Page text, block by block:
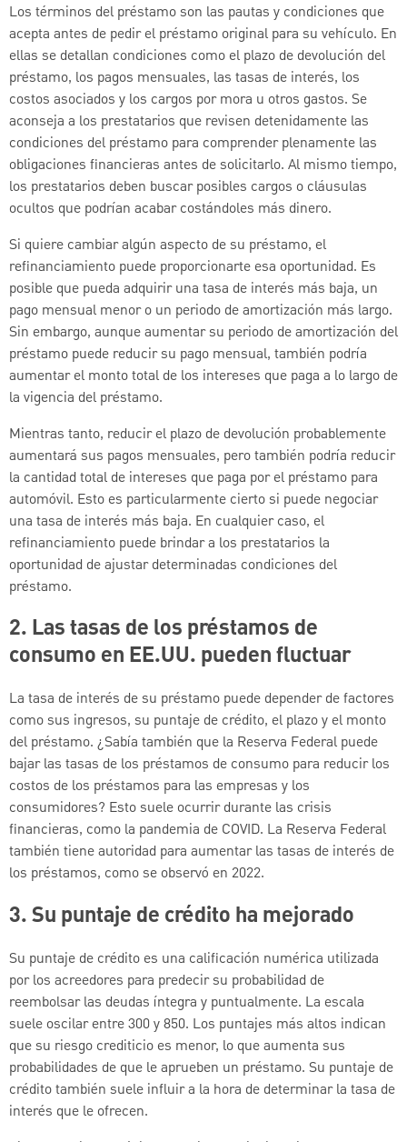
Los términos del préstamo son las pautas y condiciones que
acepta antes de pedir el préstamo original para su vehículo. En
ellas se detallan condiciones como el plazo de devolución del
préstamo, los pagos mensuales, las tasas de interés, los
costos asociados y los cargos por mora u otros gastos. Se
aconseja a los prestatarios que revisen detenidamente las
condiciones del préstamo para comprender plenamente las
obligaciones financieras antes de solicitarlo. Al mismo tiempo,
los prestatarios deben buscar posibles cargos o cláusulas
ocultos que podrían acabar costándoles más dinero.
Si quiere cambiar algún aspecto de su préstamo, el
refinanciamiento puede proporcionarte esa oportunidad. Es
posible que pueda adquirir una tasa de interés más baja, un
pago mensual menor o un periodo de amortización más largo.
Sin embargo, aunque aumentar su periodo de amortización del
préstamo puede reducir su pago mensual, también podría
aumentar el monto total de los intereses que paga a lo largo de
la vigencia del préstamo.
Mientras tanto, reducir el plazo de devolución probablemente
aumentará sus pagos mensuales, pero también podría reducir
la cantidad total de intereses que paga por el préstamo para
automóvil. Esto es particularmente cierto si puede negociar
una tasa de interés más baja. En cualquier caso, el
refinanciamiento puede brindar a los prestatarios la
oportunidad de ajustar determinadas condiciones del
préstamo.
2. Las tasas de los préstamos de
consumo en EE.UU. pueden fluctuar
La tasa de interés de su préstamo puede depender de factores
como sus ingresos, su puntaje de crédito, el plazo y el monto
del préstamo. ¿Sabía también que la Reserva Federal puede
bajar las tasas de los préstamos de consumo para reducir los
costos de los préstamos para las empresas y los
consumidores? Esto suele ocurrir durante las crisis
financieras, como la pandemia de COVID. La Reserva Federal
también tiene autoridad para aumentar las tasas de interés de
los préstamos, como se observó en 2022.
3. Su puntaje de crédito ha mejorado
Su puntaje de crédito es una calificación numérica utilizada
por los acreedores para predecir su probabilidad de
reembolsar las deudas íntegra y puntualmente. La escala
suele oscilar entre 300 y 850. Los puntajes más altos indican
que su riesgo crediticio es menor, lo que aumenta sus
probabilidades de que le aprueben un préstamo. Su puntaje de
crédito también suele influir a la hora de determinar la tasa de
interés que le ofrecen.